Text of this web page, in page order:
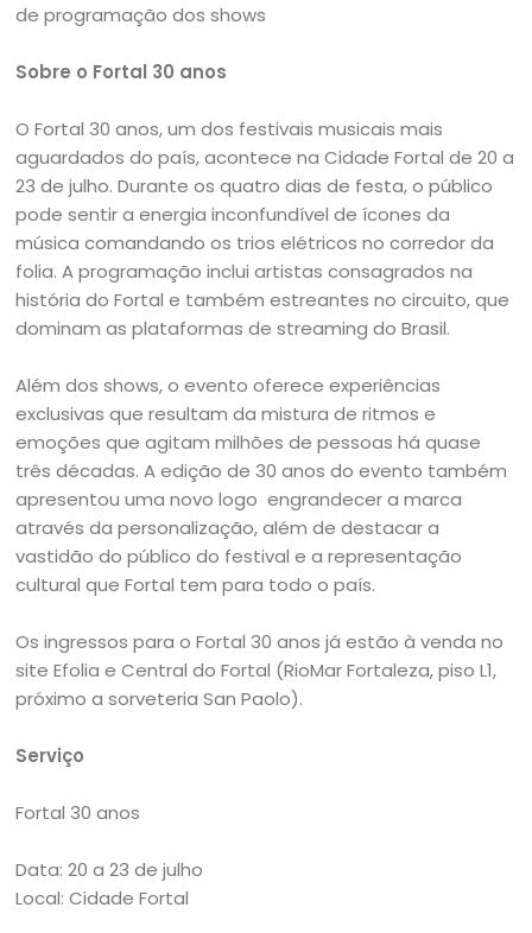
de programação dos shows
Sobre o Fortal 30 anos
O Fortal 30 anos, um dos festivais musicais mais
aguardados do país, acontece na Cidade Fortal de 20 a
23 de julho. Durante os quatro dias de festa, o público
pode sentir a energia inconfundível de ícones da
música comandando os trios elétricos no corredor da
folia. A programação inclui artistas consagrados na
história do Fortal e também estreantes no circuito, que
dominam as plataformas de streaming do Brasil.
Além dos shows, o evento oferece experiências
exclusivas que resultam da mistura de ritmos e
emoções que agitam milhões de pessoas há quase
três décadas. A edição de 30 anos do evento também
apresentou uma novo logo engrandecer a marca
através da personalização, além de destacar a
vastidão do público do festival e a representação
cultural que Fortal tem para todo o país.
Os ingressos para o Fortal 30 anos já estão à venda no
site Efolia e Central do Fortal (RioMar Fortaleza, piso L1,
próximo a sorveteria San Paolo).
Serviço
Fortal 30 anos
Data: 20 a 23 de julho
Local: Cidade Fortal